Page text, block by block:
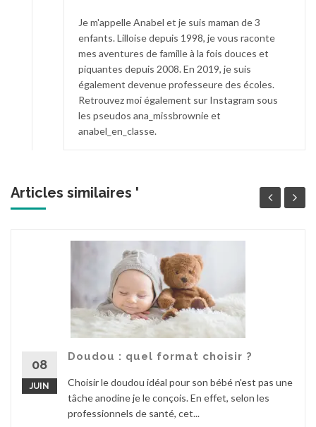
Je m'appelle Anabel et je suis maman de 3
enfants. Lilloise depuis 1998, je vous raconte
mes aventures de famille à la fois douces et
piquantes depuis 2008. En 2019, je suis
également devenue professeure des écoles.
Retrouvez moi également sur Instagram sous
les pseudos ana_missbrownie et
anabel_en_classe.
Articles similaires '
08
JUIN
Doudou : quel format choisir ?
Choisir le doudou idéal pour son bébé n'est pas une
tâche anodine je le conçois. En effet, selon les
professionnels de santé, cet...